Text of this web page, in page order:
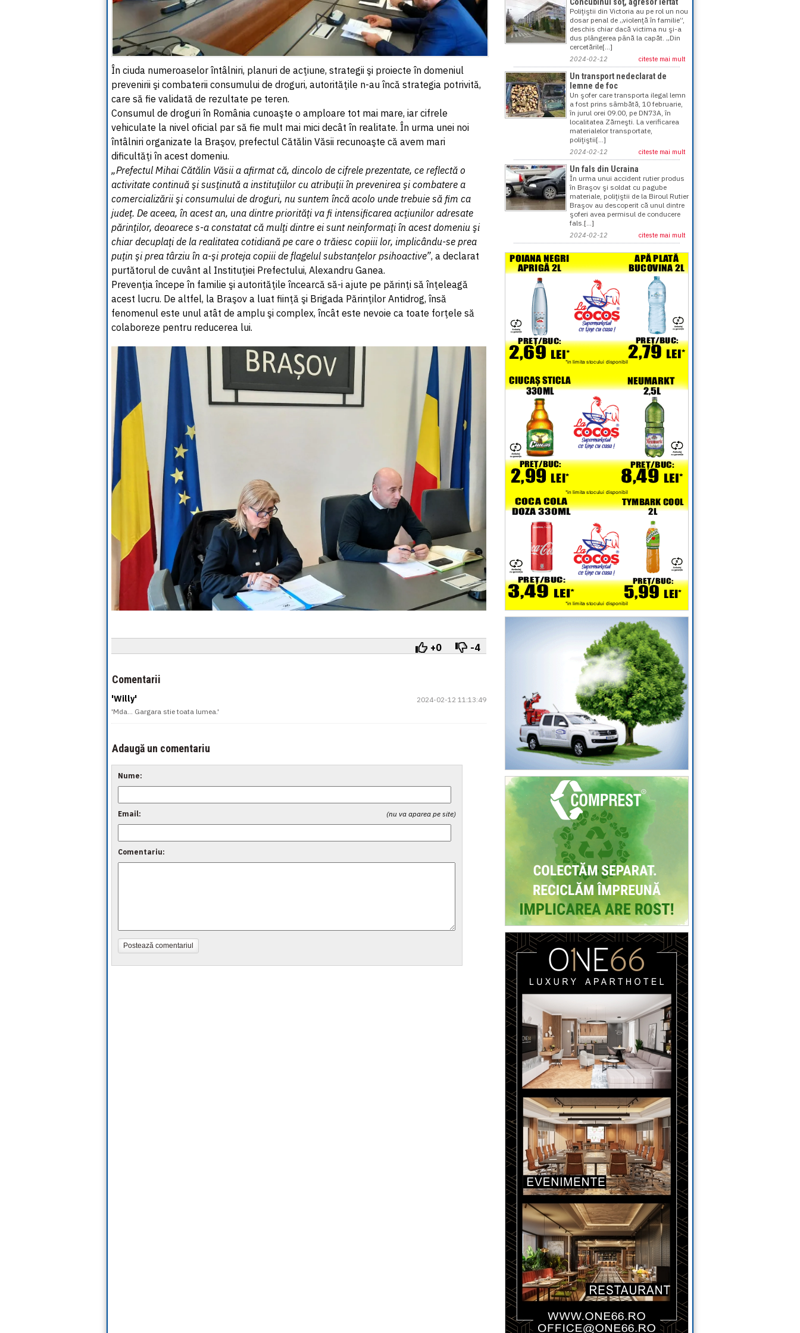
În ciuda numeroaselor întâlniri, planuri de acţiune, strategii şi proiecte în domeniul
prevenirii şi combaterii consumului de droguri, autorităţile n-au încă strategia potrivită,
care să fie validată de rezultate pe teren.
Consumul de droguri în România cunoaşte o amploare tot mai mare, iar cifrele
vehiculate la nivel oficial par să fie mult mai mici decât în realitate. În urma unei noi
întâlniri organizate la Braşov, prefectul Cătălin Văsii recunoaşte că avem mari
dificultăţi în acest domeniu.
„Prefectul Mihai Cătălin Văsii a afirmat că, dincolo de cifrele prezentate, ce reflectă o
activitate continuă şi susţinută a instituţiilor cu atribuţii în prevenirea şi combatere a
comercializării şi consumului de droguri, nu suntem încă acolo unde trebuie să fim ca
judeţ. De aceea, în acest an, una dintre priorităţi va fi intensificarea acţiunilor adresate
părinţilor, deoarece s-a constatat că mulţi dintre ei sunt neinformaţi în acest domeniu şi
chiar decuplaţi de la realitatea cotidiană pe care o trăiesc copiii lor, implicându-se prea
puţin şi prea târziu în a-şi proteja copiii de flagelul substanţelor psihoactive”, a declarat
purtătorul de cuvânt al Instituţiei Prefectului, Alexandru Ganea.
Prevenţia începe în familie şi autorităţile încearcă să-i ajute pe părinţi să înţeleagă
acest lucru. De altfel, la Braşov a luat fiinţă şi Brigada Părinţilor Antidrog, însă
fenomenul este unul atât de amplu şi complex, încât este nevoie ca toate forţele să
colaboreze pentru reducerea lui.
+0 -4
Comentarii
'Willy'
2024-02-12 11:13:49
'Mda... Gargara stie toata lumea.'
Adaugă un comentariu
Nume:
(nu va aparea pe site)
Email:
Comentariu:
Postează comentariul
Poliţiştii din Victoria au pe rol un nou
dosar penal de „violenţă în familie”,
deschis chiar dacă victima nu şi-a
dus plângerea până la capăt. „Din
cercetările[...]
2024-02-12 citeste mai mult
Un transport nedeclarat de
lemne de foc
Un şofer care transporta ilegal lemn
a fost prins sâmbătă, 10 februarie,
în jurul orei 09.00, pe DN73A, în
localitatea Zărneşti. La verificarea
materialelor transportate,
poliţiştii[...]
2024-02-12 citeste mai mult
Un fals din Ucraina
În urma unui accident rutier produs
în Braşov şi soldat cu pagube
materiale, poliţiştii de la Biroul Rutier
Braşov au descoperit că unul dintre
şoferi avea permisul de conducere
fals.[...]
2024-02-12 citeste mai mult